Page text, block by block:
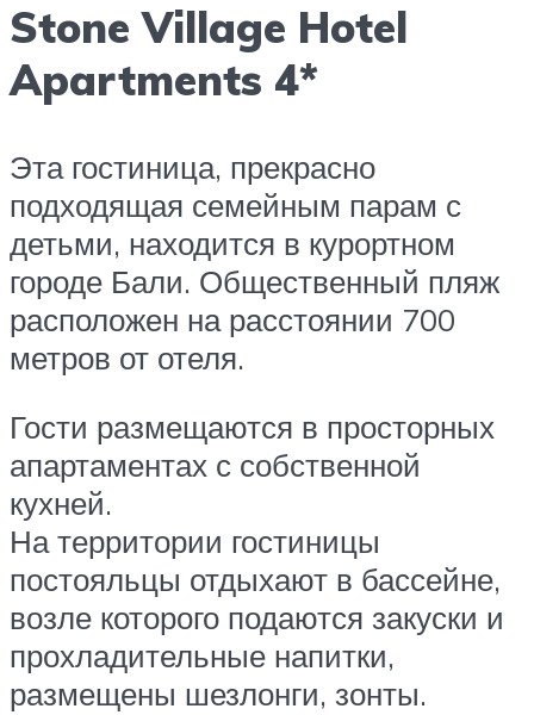
Stone Village Hotel
Apartments 4*
Эта гостиница, прекрасно
подходящая семейным парам с
детьми, находится в курортном
городе Бали. Общественный пляж
расположен на расстоянии 700
метров от отеля.
Гости размещаются в просторных
апартаментах с собственной
кухней.
На территории гостиницы
постояльцы отдыхают в бассейне,
возле которого подаются закуски и
прохладительные напитки,
размещены шезлонги, зонты.